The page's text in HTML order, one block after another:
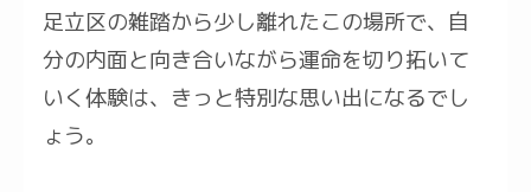
足立区の雑踏から少し離れたこの場所で、自
分の内面と向き合いながら運命を切り拓いて
いく体験は、きっと特別な思い出になるでし
ょう。